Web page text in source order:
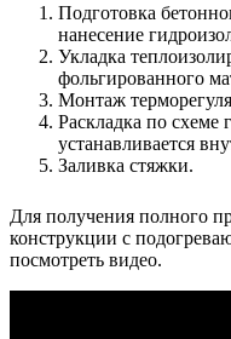
Подготовка
нанесение
Укладка
фольгированного
Монтаж
Раскладка по схеме
устанавливается
Заливка стяжки.
Для получения полного
конструкции с
посмотреть видео.